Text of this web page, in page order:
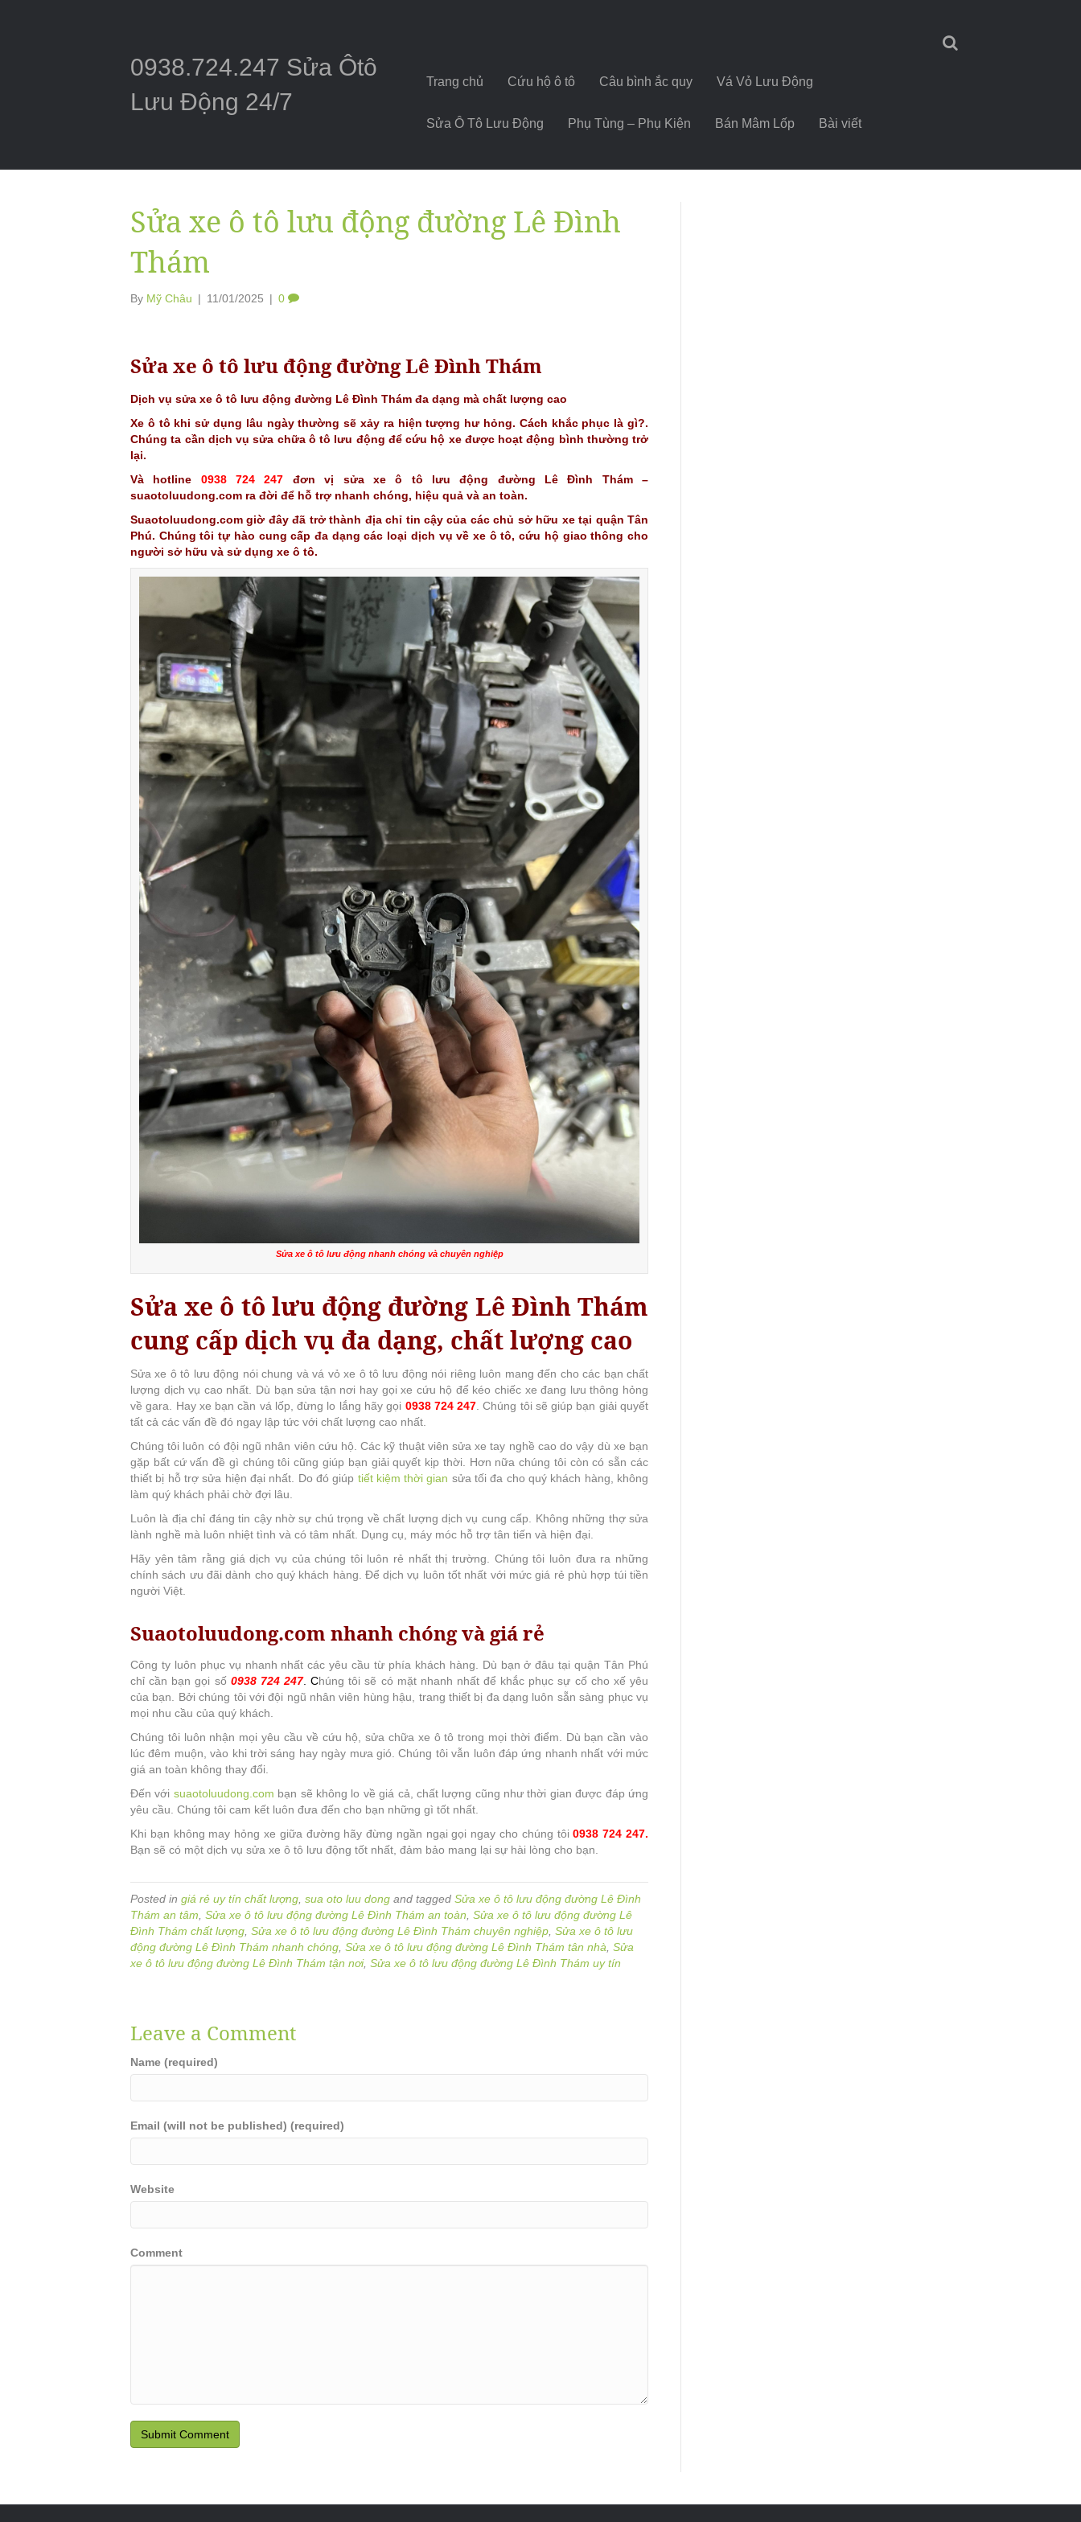
0938.724.247 Sửa Ôtô
Lưu Động 24/7
Trang chủ Cứu hộ ô tô Câu bình ắc quy Vá Vỏ Lưu Động
Sửa Ô Tô Lưu Động Phụ Tùng – Phụ Kiện Bán Mâm Lốp Bài viết
Sửa xe ô tô lưu động đường Lê Đình
Thám
By Mỹ Châu | 11/01/2025 | 0
Sửa xe ô tô lưu động đường Lê Đình Thám
Dịch vụ sửa xe ô tô lưu động đường Lê Đình Thám đa dạng mà chất lượng cao
Xe ô tô khi sử dụng lâu ngày thường sẽ xảy ra hiện tượng hư hỏng. Cách khắc phục là gì?.
Chúng ta cần dịch vụ sửa chữa ô tô lưu động để cứu hộ xe được hoạt động bình thường trở
lại.
Và hotline 0938 724 247
đơn vị sửa xe ô tô lưu động đường Lê Đình Thám –
suaotoluudong.com ra đời để hỗ trợ nhanh chóng, hiệu quả và an toàn.
Suaotoluudong.com giờ đây đã trở thành địa chỉ tin cậy của các chủ sở hữu xe tại quận Tân
Phú. Chúng tôi tự hào cung cấp đa dạng các loại dịch vụ về xe ô tô, cứu hộ giao thông cho
người sở hữu và sử dụng xe ô tô.
Sửa xe ô tô lưu động nhanh chóng và chuyên nghiệp
Sửa xe ô tô lưu động đường Lê Đình Thám
cung cấp dịch vụ đa dạng, chất lượng cao
Sửa xe ô tô lưu động nói chung và vá vỏ xe ô tô lưu động nói riêng luôn mang đến cho các bạn chất
lượng dịch vụ cao nhất. Dù bạn sửa tận nơi hay gọi xe cứu hộ để kéo chiếc xe đang lưu thông hỏng
về gara. Hay xe bạn cần vá lốp, đừng lo lắng hãy gọi 0938 724 247. Chúng tôi sẽ giúp bạn giải quyết
tất cả các vấn đề đó ngay lập tức với chất lượng cao nhất.
Chúng tôi luôn có đội ngũ nhân viên cứu hộ. Các kỹ thuật viên sửa xe tay nghề cao do vậy dù xe bạn
gặp bất cứ vấn đề gì chúng tôi cũng giúp bạn giải quyết kịp thời. Hơn nữa chúng tôi còn có sẵn các
thiết bị hỗ trợ sửa hiện đại nhất. Do đó giúp tiết kiệm thời gian sửa tối đa cho quý khách hàng, không
làm quý khách phải chờ đợi lâu.
Luôn là địa chỉ đáng tin cậy nhờ sự chú trọng về chất lượng dịch vụ cung cấp. Không những thợ sửa
lành nghề mà luôn nhiệt tình và có tâm nhất. Dụng cụ, máy móc hỗ trợ tân tiến và hiện đại.
Hãy yên tâm rằng giá dịch vụ của chúng tôi luôn rẻ nhất thị trường. Chúng tôi luôn đưa ra những
chính sách ưu đãi dành cho quý khách hàng. Để dịch vụ luôn tốt nhất với mức giá rẻ phù hợp túi tiền
người Việt.
Suaotoluudong.com nhanh chóng và giá rẻ
Công ty luôn phục vụ nhanh nhất các yêu cầu từ phía khách hàng. Dù bạn ở đâu tại quận Tân Phú
chỉ cần bạn gọi số 0938 724 247. Chúng tôi sẽ có mặt nhanh nhất để khắc phục sự cố cho xế yêu
của bạn. Bởi chúng tôi với đội ngũ nhân viên hùng hậu, trang thiết bị đa dạng luôn sẵn sàng phục vụ
mọi nhu cầu của quý khách.
Chúng tôi luôn nhận mọi yêu cầu về cứu hộ, sửa chữa xe ô tô trong mọi thời điểm. Dù bạn cần vào
lúc đêm muộn, vào khi trời sáng hay ngày mưa gió. Chúng tôi vẫn luôn đáp ứng nhanh nhất với mức
giá an toàn không thay đổi.
Đến với suaotoluudong.com bạn sẽ không lo về giá cả, chất lượng cũng như thời gian được đáp ứng
yêu cầu. Chúng tôi cam kết luôn đưa đến cho bạn những gì tốt nhất.
Khi bạn không may hỏng xe giữa đường hãy đừng ngần ngại gọi ngay cho chúng tôi0938 724 247.
Bạn sẽ có một dịch vụ sửa xe ô tô lưu động tốt nhất, đảm bảo mang lại sự hài lòng cho bạn.
Posted in giá rẻ uy tín chất lượng, sua oto luu dong and tagged Sửa xe ô tô lưu động đường Lê Đình
Thám an tâm, Sửa xe ô tô lưu động đường Lê Đình Thám an toàn, Sửa xe ô tô lưu động đường Lê
Đình Thám chất lượng, Sửa xe ô tô lưu động đường Lê Đình Thám chuyên nghiệp, Sửa xe ô tô lưu
động đường Lê Đình Thám nhanh chóng, Sửa xe ô tô lưu động đường Lê Đình Thám tân nhà, Sửa
xe ô tô lưu động đường Lê Đình Thám tận nơi, Sửa xe ô tô lưu động đường Lê Đình Thám uy tín
Leave a Comment
Name (required)
Email (will not be published) (required)
Website
Comment